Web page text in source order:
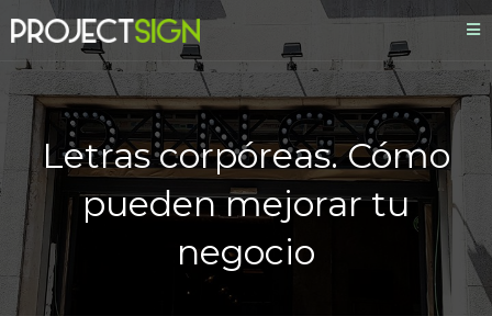
Letras corpóreas. Cómo
pueden mejorar tu
negocio